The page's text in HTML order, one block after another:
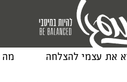
את עצמי להצלחה מה